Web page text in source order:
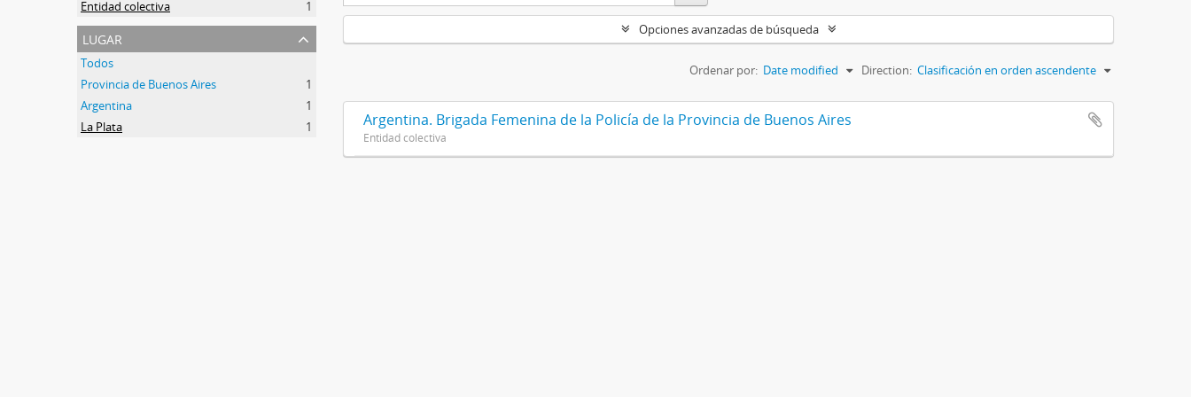
Entidad colectiva 1
lugar
Todos
Provincia de Buenos Aires
1
Argentina
1
La Plata
1
Opciones avanzadas de búsqueda
Ordenar por: Date modified Direction: Clasificación en orden ascendente
Argentina. Brigada Femenina de la Policía de la Provincia de Buenos Aires
Entidad colectiva